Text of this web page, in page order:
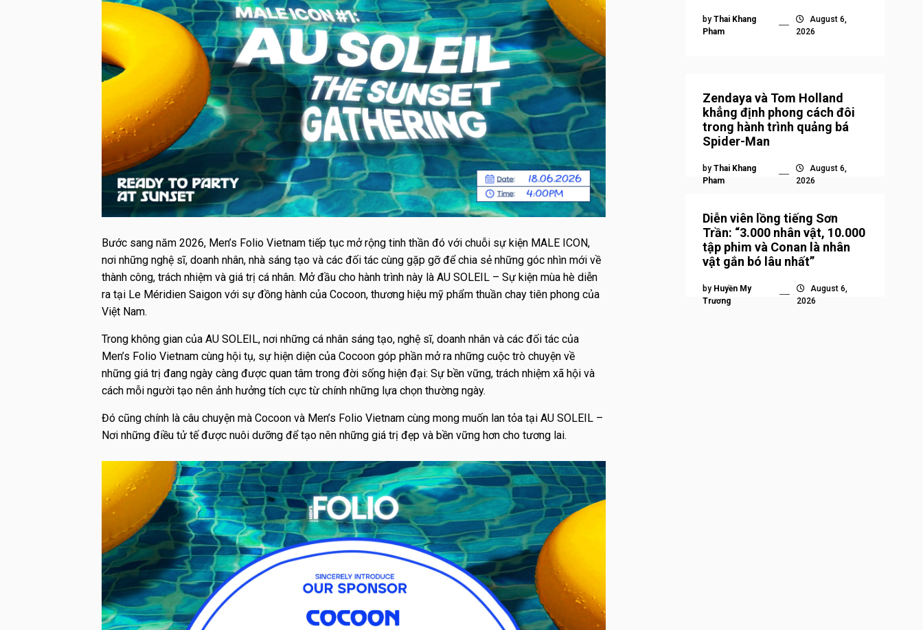
Bước sang năm 2026, Men’s Folio Vietnam tiếp tục mở rộng tinh thần đó với chuỗi sự kiện MALE ICON,
nơi những nghệ sĩ, doanh nhân, nhà sáng tạo và các đối tác cùng gặp gỡ để chia sẻ những góc nhìn mới về
thành công, trách nhiệm và giá trị cá nhân. Mở đầu cho hành trình này là AU SOLEIL – Sự kiện mùa hè diễn
ra tại Le Méridien Saigon với sự đồng hành của Cocoon, thương hiệu mỹ phẩm thuần chay tiên phong của
Việt Nam.
Trong không gian của AU SOLEIL, nơi những cá nhân sáng tạo, nghệ sĩ, doanh nhân và các đối tác của
Men’s Folio Vietnam cùng hội tụ, sự hiện diện của Cocoon góp phần mở ra những cuộc trò chuyện về
những giá trị đang ngày càng được quan tâm trong đời sống hiện đại: Sự bền vững, trách nhiệm xã hội và
cách mỗi người tạo nên ảnh hưởng tích cực từ chính những lựa chọn thường ngày.
Đó cũng chính là câu chuyện mà Cocoon và Men’s Folio Vietnam cùng mong muốn lan tỏa tại AU SOLEIL –
Nơi những điều tử tế được nuôi dưỡng để tạo nên những giá trị đẹp và bền vững hơn cho tương lai.
by Thai Khang
Pham
August 6,
2026
Zendaya và Tom Holland
khẳng định phong cách đôi
trong hành trình quảng bá
Spider-Man
by Thai Khang
Pham
August 6,
2026
Diễn viên lồng tiếng Sơn
Trần: “3.000 nhân vật, 10.000
tập phim và Conan là nhân
vật gắn bó lâu nhất”
by Huyền My
Trương
August 6,
2026